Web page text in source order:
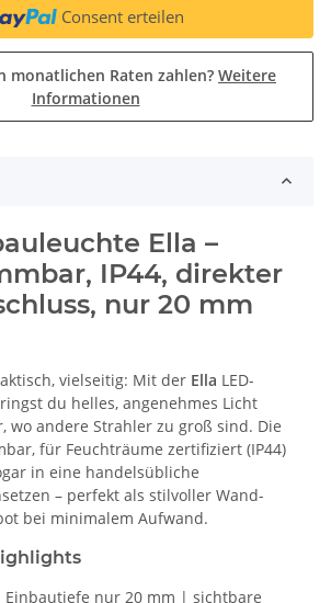
Consent erteilen
monatlichen Raten zahlen? Weitere
Informationen
Ella –
IP44, direkter
nur 20 mm
vielseitig: Mit der Ella LED-
du helles, angenehmes Licht
wo andere Strahler zu groß sind. Die
für Feuchträume zertifiziert (IP44)
in eine handelsübliche
– perfekt als stilvoller Wand-
bei minimalem Aufwand.
Einbautiefe nur 20 mm | sichtbare